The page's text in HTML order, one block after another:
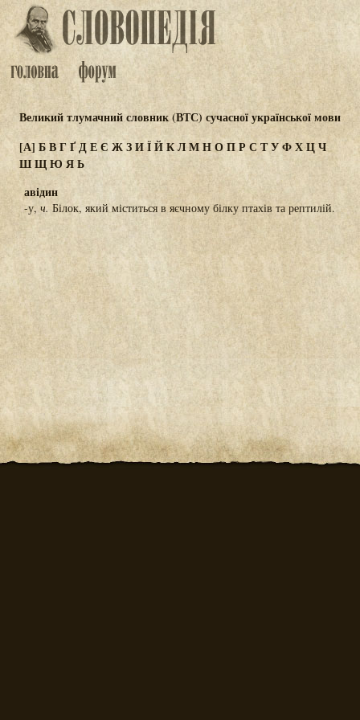
Великий тлумачний словник (ВТС) сучасної української мови
[А] БВГҐДЕЄ ЖЗИЇЙКЛМНОПР СТУФХЦЧ
ШЩЮЯЬ
авідин
-у, ч. Білок, який міститься в яєчному білку птахів та рептилій.